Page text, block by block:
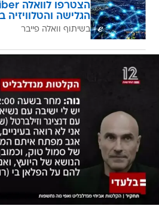
הגלישה והטלוויזיה
בשיתוף וואלה פייבר